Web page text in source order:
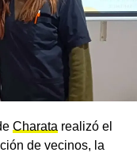
Charata realizó el
de vecinos, la